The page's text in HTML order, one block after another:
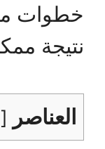
خطوات
نتيجة
العناصر [